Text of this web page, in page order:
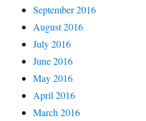
September 2016
August 2016
July 2016
June 2016
May 2016
April 2016
March 2016